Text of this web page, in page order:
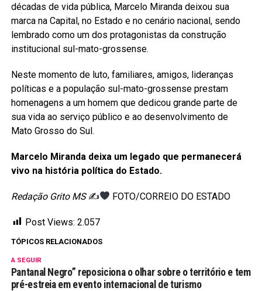
décadas de vida pública, Marcelo Miranda deixou sua
marca na Capital, no Estado e no cenário nacional, sendo
lembrado como um dos protagonistas da construção
institucional sul-mato-grossense.
Neste momento de luto, familiares, amigos, lideranças
políticas e a população sul-mato-grossense prestam
homenagens a um homem que dedicou grande parte de
sua vida ao serviço público e ao desenvolvimento de
Mato Grosso do Sul.
Marcelo Miranda deixa um legado que permanecerá
vivo na história política do Estado.
Redação Grito MS✍ FOTO/CORREIO DO ESTADO
Post Views: 2.057
TÓPICOS RELACIONADOS
A SEGUIR
Pantanal Negro” reposiciona o olhar sobre o território e tem
pré-estreia em evento internacional de turismo